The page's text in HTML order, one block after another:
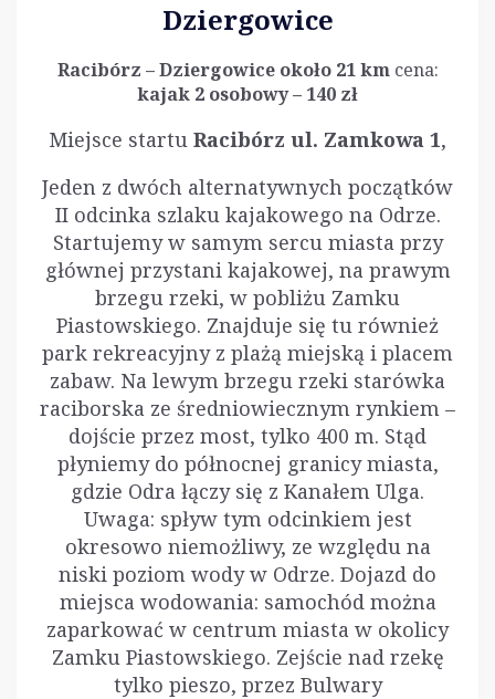
Dziergowice
Racibórz – Dziergowice około 21 kmcena:
kajak 2 osobowy – 140 zł
Miejsce startu Racibórz ul. Zamkowa 1,
Jeden z dwóch alternatywnych początków
II odcinka szlaku kajakowego na Odrze.
Startujemy w samym sercu miasta przy
głównej przystani kajakowej, na prawym
brzegu rzeki, w pobliżu Zamku
Piastowskiego. Znajduje się tu również
park rekreacyjny z plażą miejską i placem
zabaw. Na lewym brzegu rzeki starówka
raciborska ze średniowiecznym rynkiem –
dojście przez most, tylko 400 m. Stąd
płyniemy do północnej granicy miasta,
gdzie Odra łączy się z Kanałem Ulga.
Uwaga: spływ tym odcinkiem jest
okresowo niemożliwy, ze względu na
niski poziom wody w Odrze. Dojazd do
miejsca wodowania: samochód można
zaparkować w centrum miasta w okolicy
Zamku Piastowskiego. Zejście nad rzekę
tylko pieszo, przez Bulwary